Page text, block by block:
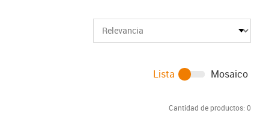
Cantidad de productos: 0
Lista Mosaico